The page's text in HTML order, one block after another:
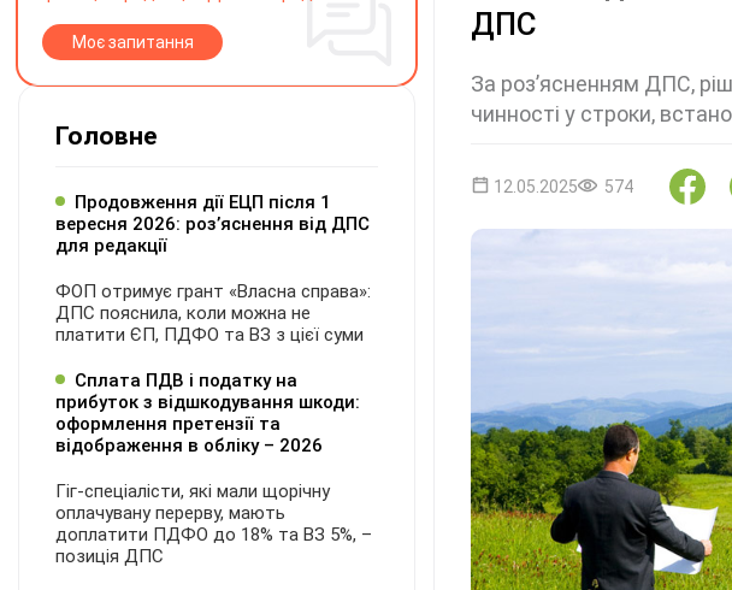
ДПС
За розʼясненням ДПС,
чинності у строки,
12.05.2025 574
Моє запитання
Головне
Продовження дії ЕЦП після 1
вересня 2026: розʼяснення від ДПС
для редакції
ФОП отримує грант «Власна справа»:
ДПС пояснила, коли можна не
платити ЄП, ПДФО та ВЗ з цієї суми
Сплата ПДВ і податку на
прибуток з відшкодування шкоди:
оформлення претензії та
відображення в обліку – 2026
Гіг-спеціалісти, які мали щорічну
оплачувану перерву, мають
доплатити ПДФО до 18% та ВЗ 5%, –
позиція ДПС